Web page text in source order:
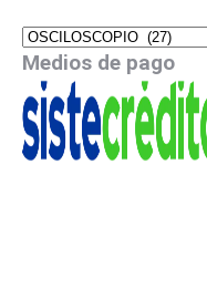
Medios de pago